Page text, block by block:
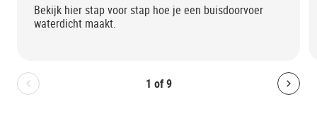
1 of 9
Bolton.General.PreviousSlide
Bekijk hier stap voor stap hoe je een buisdoorvoer
waterdicht maakt.